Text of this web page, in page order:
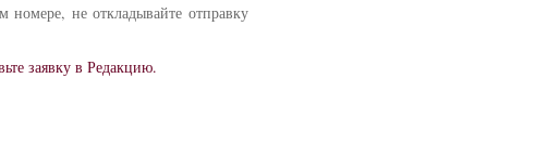
не откладывайте отправку
заявку в Редакцию.